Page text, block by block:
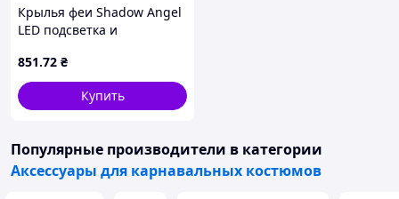
Крылья феи Shadow Angel
LED подсветка и
Световые LED-крылья
Shadow для создания
волшебного образа феи
851.72 ₴
Купить
Популярные производители в категории
Аксессуары для карнавальных костюмов